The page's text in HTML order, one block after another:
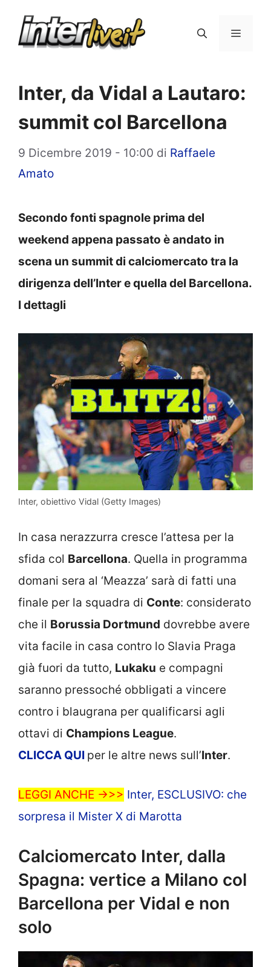
Menu
Inter, da Vidal a Lautaro:
summit col Barcellona
9 Dicembre 2019 - 10:00 di Raffaele
Amato
Secondo fonti spagnole prima del
weekend appena passato è andato in
scena un summit di calciomercato tra la
dirigenza dell’Inter e quella del Barcellona.
I dettagli
Inter, obiettivo Vidal (Getty Images)
In casa nerazzurra cresce l’attesa per la
sfida col Barcellona. Quella in programma
domani sera al ‘Meazza’ sarà di fatti una
finale per la squadra di Conte: considerato
che il Borussia Dortmund dovrebbe avere
vita facile in casa contro lo Slavia Praga
già fuori da tutto, Lukaku e compagni
saranno pressoché obbligati a vincere
contro i blaugrana per qualificarsi agli
ottavi di Champions League.
CLICCA QUI per le altre news sull’Inter.
LEGGI ANCHE ->>> Inter, ESCLUSIVO: che
sorpresa il Mister X di Marotta
Calciomercato Inter, dalla
Spagna: vertice a Milano col
Barcellona per Vidal e non
solo